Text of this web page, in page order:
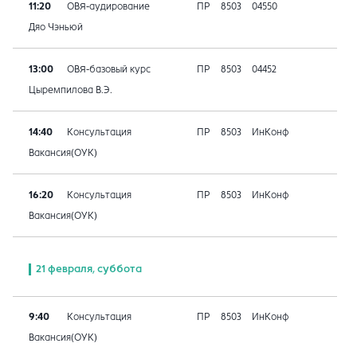
11:20 ОВЯ-аудирование ПР 8503 04550
Дяо Чэньюй
13:00 ОВЯ-базовый курс ПР 8503 04452
Цыремпилова В.Э.
14:40 Консультация ПР 8503 ИнКонф
Вакансия(ОУК)
16:20 Консультация ПР 8503 ИнКонф
Вакансия(ОУК)
21 февраля, суббота
9:40 Консультация ПР 8503 ИнКонф
Вакансия(ОУК)